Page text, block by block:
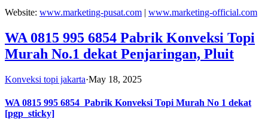
Website: www.marketing-pusat.com | www.marketing-official.com
WA 0815 995 6854 Pabrik Konveksi Topi
Murah No.1 dekat Penjaringan, Pluit
Konveksi topi jakarta·May 18, 2025
WA 0815 995 6854 Pabrik Konveksi Topi Murah No 1 dekat
[pgp_sticky]